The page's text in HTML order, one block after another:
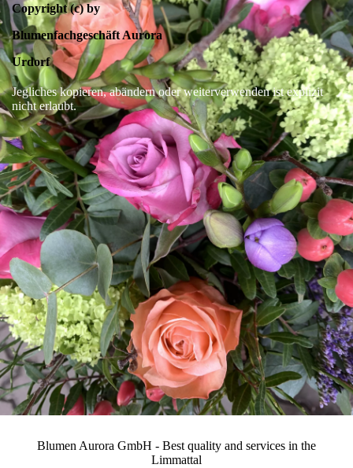
Copyright (c) by
Blumenfachgeschäft Aurora
Urdorf
Jegliches kopieren, abändern oder weiterverwenden ist explizit
nicht erlaubt.
Blumen Aurora GmbH - Best quality and services in the
Limmattal